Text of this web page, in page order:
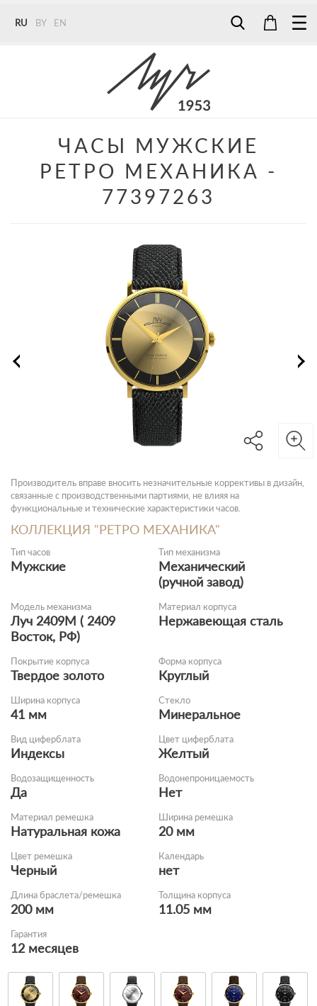
RU BY EN
+375 (29) 272 51 56
ЧАСЫ МУЖСКИЕ
РЕТРО МЕХАНИКА -
77397263
Производитель вправе вносить незначительные коррективы в дизайн,
связанные с производственными партиями, не влияя на
функциональные и технические характеристики часов.
КОЛЛЕКЦИЯ "РЕТРО МЕХАНИКА"
Тип часов
Мужские
Тип механизма
Механический
(ручной завод)
Модель механизма
Луч 2409М ( 2409
Восток, РФ)
Материал корпуса
Нержавеющая сталь
Покрытие корпуса
Твердое золото
Форма корпуса
Круглый
Ширина корпуса
41 мм
Стекло
Минеральное
Вид циферблата
Индексы
Цвет циферблата
Желтый
Водозащищенность
Да
Водонепроницаемость
Нет
Материал ремешка
Натуральная кожа
Ширина ремешка
20 мм
Цвет ремешка
Черный
Календарь
нет
Длина браслета/ремешка
200 мм
Толщина корпуса
11.05 мм
Гарантия
12 месяцев